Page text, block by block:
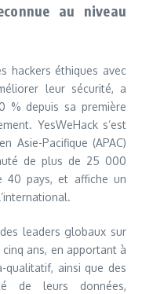
au niveau
hackers éthiques avec
leur sécurité, a
% depuis sa première
YesWeHack s’est
Asie-Pacifique (APAC)
de plus de 25 000
40 pays, et affiche un
leaders globaux sur
ans, en apportant à
qualitatif, ainsi que des
de leurs données,